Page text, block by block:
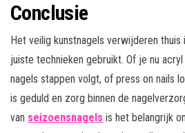
Conclusie
Het veilig kunstnagels verwijderen
juiste technieken gebruikt. Of je nu
nagels stappen volgt, of press on nails
is geduld en zorg binnen de
van seizoensnagels is het belangrijk